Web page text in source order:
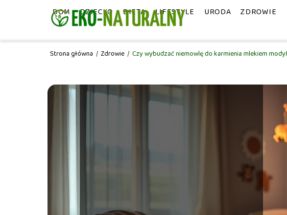
DOM DZIECKO DIETA LIFESTYLE URODA ZDROWIE
Strona główna / Zdrowie / Czy wybudzać niemowlę do karmienia mlekiem